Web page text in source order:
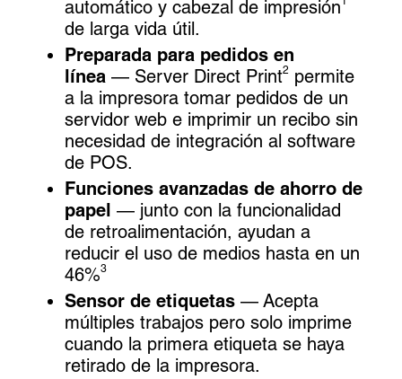
automático y cabezal de impresión
de larga vida útil.
Preparada para pedidos en
línea — Server Direct Print2 permite
a la impresora tomar pedidos de un
servidor web e imprimir un recibo sin
necesidad de integración al software
de POS.
Funciones avanzadas de ahorro de
papel — junto con la funcionalidad
de retroalimentación, ayudan a
reducir el uso de medios hasta en un
46%3
Sensor de etiquetas — Acepta
múltiples trabajos pero solo imprime
cuando la primera etiqueta se haya
retirado de la impresora.